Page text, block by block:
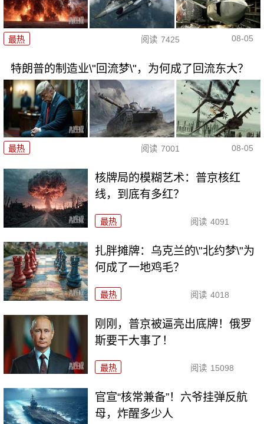
最热 阅读 7425 08-05
特朗普的制造业\"回流梦\"，为何成了回流东大？
最热 阅读 7001 08-05
核牌局的模糊艺术：普京核红
线，到底有多红？
最热 阅读 4091
扎胖摊牌：乌克兰的\"北约梦\"为
何成了一地鸡毛？
最热 阅读 4018
刚刚，普京被逼亮出底牌！俄罗
斯要干大事了！
最热 阅读 15098
官宣“核常兼备”！六爷挂弹反航
母，炸醒多少人